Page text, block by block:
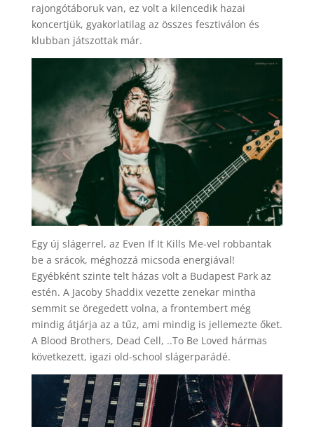
rajongótáboruk van, ez volt a kilencedik hazai
koncertjük, gyakorlatilag az összes fesztiválon és
klubban játszottak már.
Egy új slágerrel, az Even If It Kills Me-vel robbantak
be a srácok, méghozzá micsoda energiával!
Egyébként szinte telt házas volt a Budapest Park az
estén. A Jacoby Shaddix vezette zenekar mintha
semmit se öregedett volna, a frontembert még
mindig átjárja az a tűz, ami mindig is jellemezte őket.
A Blood Brothers, Dead Cell, ..To Be Loved hármas
következett, igazi old-school slágerparádé.